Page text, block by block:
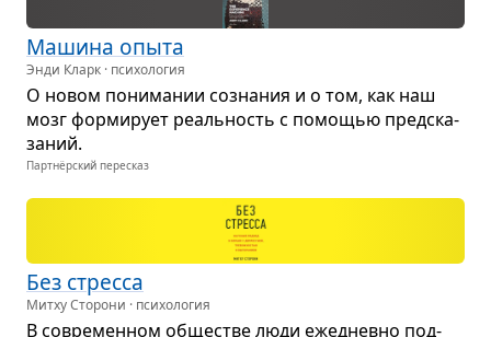
Машина опыта
Энди Кларк · психология
О новом пони­ма­нии созна­ния и о том, как наш
мозг фор­ми­рует реаль­ность с помо­щью пред­ска­
за­ний.
Партнёрский пересказ
Без стресса
Митху Сторони · психология
В совре­мен­ном обще­стве люди еже­дневно под­